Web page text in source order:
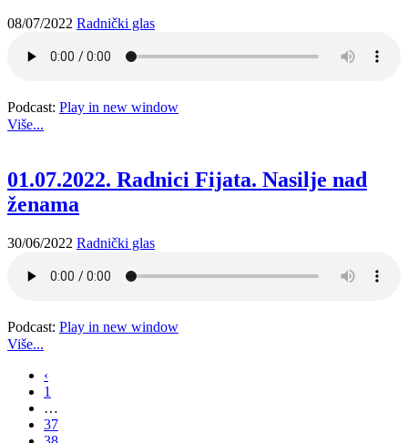
08/07/2022 Radnički glas
Podcast: Play in new window
Više...
01.07.2022. Radnici Fijata. Nasilje nad
ženama
30/06/2022 Radnički glas
Podcast: Play in new window
Više...
‹
1
…
37